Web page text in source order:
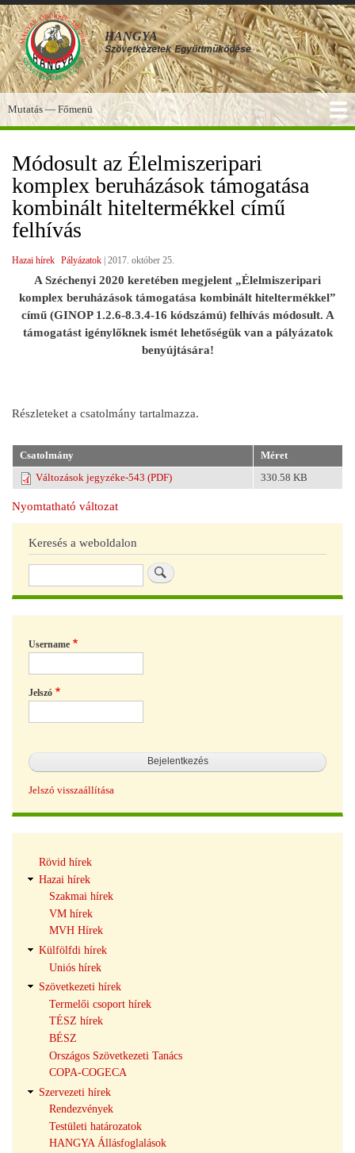
Ugrás
a
tartalomra
HANGYA
Szövetkezetek Együttműködése
Főmenü
Mutatás — Főmenü
Módosult az Élelmiszeripari
komplex beruházások támogatása
kombinált hiteltermékkel című
felhívás
Hazai hírek Pályázatok 2017. október 25.
A Széchenyi 2020 keretében megjelent „Élelmiszeripari
komplex beruházások támogatása kombinált hiteltermékkel”
című (GINOP 1.2.6-8.3.4-16 kódszámú) felhívás módosult. A
támogatást igénylőknek ismét lehetőségük van a pályázatok
benyújtására!
Részleteket a csatolmány tartalmazza.
Csatolmány
Méret
Változások jegyzéke-543 (PDF)
330.58 KB
Nyomtatható változat
Keresés a weboldalon
Username
Jelszó
Jelszó visszaállítása
navigáció
Rövid hírek
Hazai hírek
Szakmai hírek
VM hírek
MVH Hírek
Külfölfdi hírek
Uniós hírek
Szövetkezeti hírek
Termelői csoport hírek
TÉSZ hírek
BÉSZ
Országos Szövetkezeti Tanács
COPA-COGECA
Szervezeti hírek
Rendezvények
Testületi határozatok
HANGYA Állásfoglalások